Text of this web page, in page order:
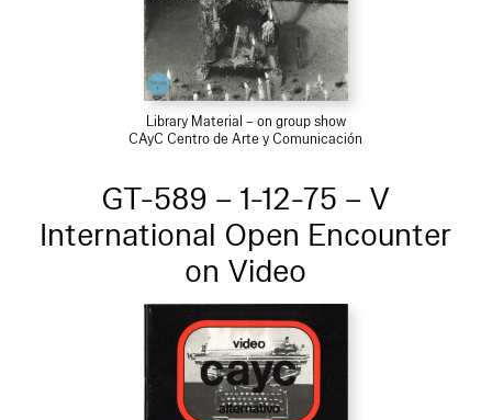
Library Material – on group show
CAyC Centro de Arte y Comunicación
GT-589 – 1-12-75 – V
International Open Encounter
on Video